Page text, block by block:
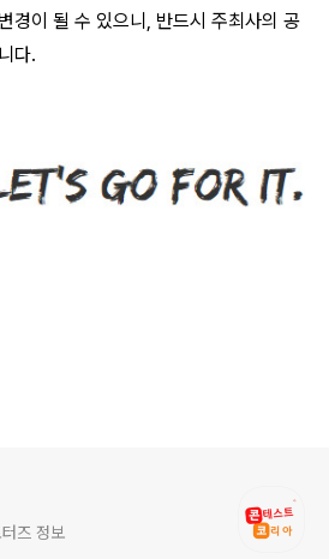
경이 될 수 있으니, 반드시 주최사의 공
다.
즈 정보